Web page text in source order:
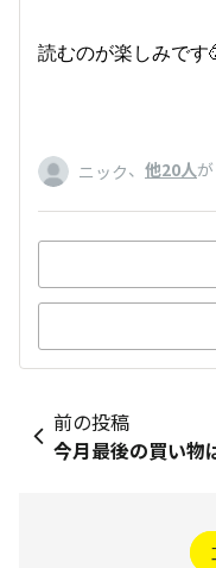
読むのが楽しみです
ニック、 他20人
前の投稿
今月最後の買い